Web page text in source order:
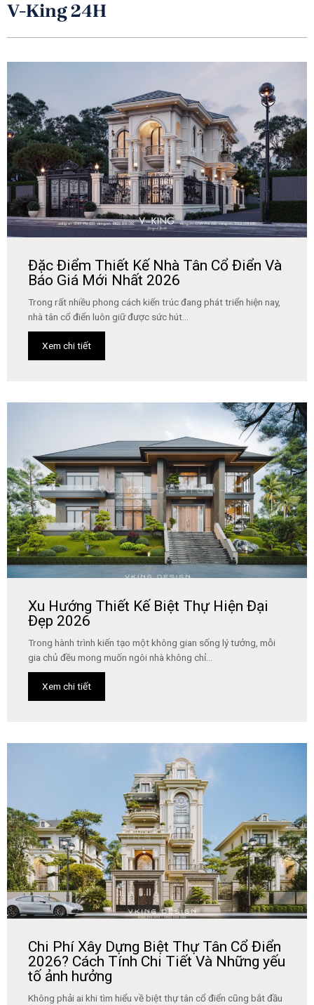
V-King 24H
Đặc Điểm Thiết Kế Nhà Tân Cổ Điển Và
Báo Giá Mới Nhất 2026
Trong rất nhiều phong cách kiến trúc đang phát triển hiện nay,
nhà tân cổ điển luôn giữ được sức hút...
Xem chi tiết
Xu Hướng Thiết Kế Biệt Thự Hiện Đại
Đẹp 2026
Trong hành trình kiến tạo một không gian sống lý tưởng, mỗi
gia chủ đều mong muốn ngôi nhà không chỉ...
Xem chi tiết
Chi Phí Xây Dựng Biệt Thự Tân Cổ Điển
2026? Cách Tính Chi Tiết Và Những yếu
tố ảnh hưởng
Không phải ai khi tìm hiểu về biệt thự tân cổ điển cũng bắt đầu